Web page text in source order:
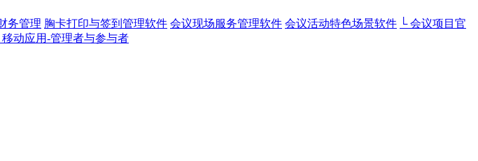
务管理 胸卡打印与签到管理软件 会议现场服务管理软件 会议活动特色场景软件 └ 会议项目官
移动应用-管理者与参与者